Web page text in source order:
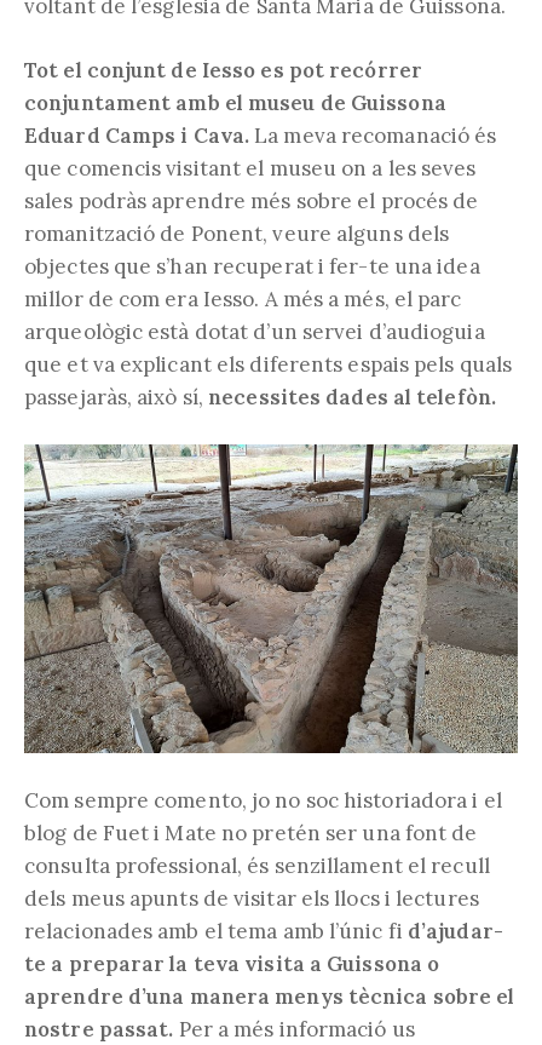
voltant de l’esglesia de Santa Maria de Guissona.
Tot el conjunt de Iesso es pot recórrer
conjuntament amb el museu de Guissona
Eduard Camps i Cava. La meva recomanació és
que comencis visitant el museu on a les seves
sales podràs aprendre més sobre el procés de
romanització de Ponent, veure alguns dels
objectes que s’han recuperat i fer-te una idea
millor de com era Iesso. A més a més, el parc
arqueològic està dotat d’un servei d’audioguia
que et va explicant els diferents espais pels quals
passejaràs, això sí, necessites dades al telefòn.
Com sempre comento, jo no soc historiadora i el
blog de Fuet i Mate no pretén ser una font de
consulta professional, és senzillament el recull
dels meus apunts de visitar els llocs i lectures
relacionades amb el tema amb l’únic fi d’ajudar-
te a preparar la teva visita a Guissona o
aprendre d’una manera menys tècnica sobre el
nostre passat. Per a més informació us